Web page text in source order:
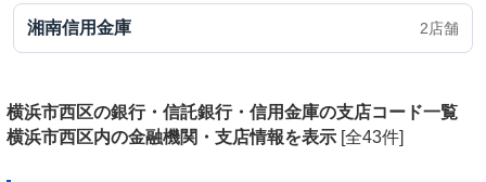
湘南信用金庫 2店舗
横浜市西区の銀行・信託銀行・信用金庫の支店コード一覧
横浜市西区内の金融機関・支店情報を表示 [全43件]